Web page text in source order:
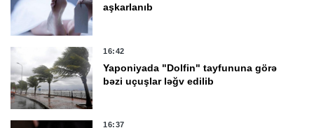
aşkarlanıb
16:42
Yaponiyada "Dolfin" tayfununa görə
bəzi uçuşlar ləğv edilib
16:37